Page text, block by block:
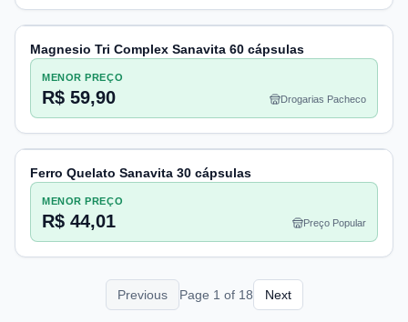
Magnesio Tri Complex Sanavita 60 cápsulas
MENOR PREÇO
R$ 59,90 Drogarias Pacheco
Ferro Quelato Sanavita 30 cápsulas
MENOR PREÇO
R$ 44,01 Preço Popular
Previous Page 1 of 18 Next